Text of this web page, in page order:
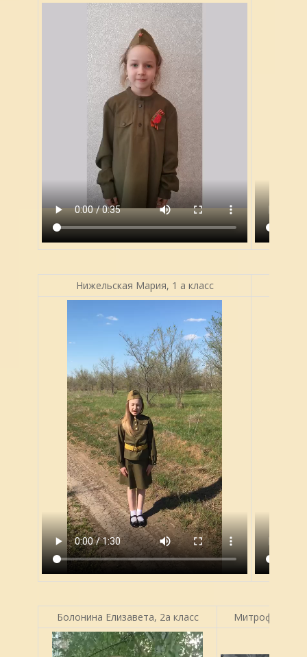
Нижельская Мария, 1 а класс
Болонина Елизавета, 2а класс Митрофанова